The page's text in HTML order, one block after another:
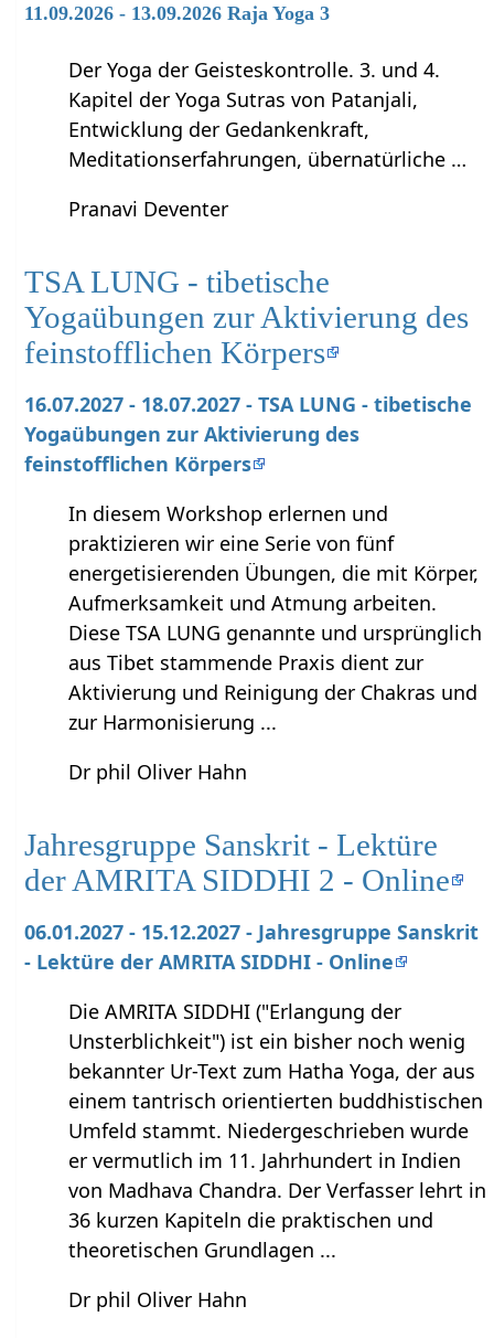
11.09.2026 - 13.09.2026 Raja Yoga 3
Der Yoga der Geisteskontrolle. 3. und 4.
Kapitel der Yoga Sutras von Patanjali,
Entwicklung der Gedankenkraft,
Meditationserfahrungen, übernatürliche …
Pranavi Deventer
TSA LUNG - tibetische
Yogaübungen zur Aktivierung des
feinstofflichen Körpers
16.07.2027 - 18.07.2027 - TSA LUNG - tibetische
Yogaübungen zur Aktivierung des
feinstofflichen Körpers
In diesem Workshop erlernen und
praktizieren wir eine Serie von fünf
energetisierenden Übungen, die mit Körper,
Aufmerksamkeit und Atmung arbeiten.
Diese TSA LUNG genannte und ursprünglich
aus Tibet stammende Praxis dient zur
Aktivierung und Reinigung der Chakras und
zur Harmonisierung ...
Dr phil Oliver Hahn
Jahresgruppe Sanskrit - Lektüre
der AMRITA SIDDHI 2 - Online
06.01.2027 - 15.12.2027 - Jahresgruppe Sanskrit
- Lektüre der AMRITA SIDDHI - Online
Die AMRITA SIDDHI ("Erlangung der
Unsterblichkeit") ist ein bisher noch wenig
bekannter Ur-Text zum Hatha Yoga, der aus
einem tantrisch orientierten buddhistischen
Umfeld stammt. Niedergeschrieben wurde
er vermutlich im 11. Jahrhundert in Indien
von Madhava Chandra. Der Verfasser lehrt in
36 kurzen Kapiteln die praktischen und
theoretischen Grundlagen ...
Dr phil Oliver Hahn